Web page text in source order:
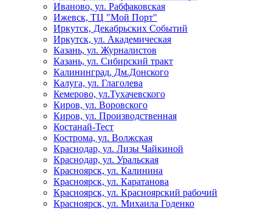
Иваново, ул. Рабфаковская
Ижевск, ТЦ "Мой Порт"
Иркутск, Декабрьских Событий
Иркутск, ул. Академическая
Казань, ул. Журналистов
Казань, ул. Сибирский тракт
Калининград, Дм.Донского
Калуга, ул. Глаголева
Кемерово, ул.Тухачевского
Киров, ул. Воровского
Киров, ул. Производственная
Костанай-Тест
Кострома, ул. Волжская
Краснодар, ул. Лизы Чайкиной
Краснодар, ул. Уральская
Красноярск, ул. Калинина
Красноярск, ул. Каратанова
Красноярск, ул. Красноярский рабочий
Красноярск, ул. Михаила Годенко